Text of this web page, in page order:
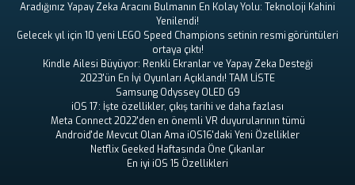
Aradığınız Yapay Zeka Aracını Bulmanın En Kolay Yolu: Teknoloji Kahini
Yenilendi!
Gelecek yıl için 10 yeni LEGO Speed ​​Champions setinin resmi görüntüleri
ortaya çıktı!
Kindle Ailesi Büyüyor: Renkli Ekranlar ve Yapay Zeka Desteği
2023'ün En İyi Oyunları Açıklandı! TAM LİSTE
Samsung Odyssey OLED G9
iOS 17: İşte özellikler, çıkış tarihi ve daha fazlası
Meta Connect 2022'den en önemli VR duyurularının tümü
Android'de Mevcut Olan Ama iOS16'daki Yeni Özellikler
Netflix Geeked Haftasında Öne Çıkanlar
En iyi iOS 15 Özellikleri